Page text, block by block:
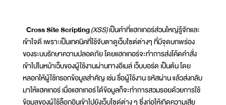
Cross Site Scripting(XSS)เป็นคำที่แฮกเกอร์ส่วนใหญ่รู้จักและ
เข้าใจดี เพราะเป็นเทคนิคที่ใช้จับตาดูเว็บไซต์ต่างๆ ที่มีจุดบกพร่อง
ของระบบรักษาความปลอดภัย โดยแฮกเกอร์จะทำการส่งโค้ดคำสั่ง
เข้าไปในหน้าเว็บของผู้ใช้งานผ่านทางอีเมล์ เว็บบอร์ด เป็นต้น โดย
หลอกให้ผู้ใช้กรอกข้อมูลสำคัญ เช่น ชื่อผู้ใช้งาน รหัสผ่าน แล้วส่งกลับ
มาให้แฮคเกอร์ เมื่อแฮกเกอร์ได้ข้อมูลก็จะทำการสวมรอยด้วยการใช้
ข้อมูลของผู้ใช้ล็อกอินเข้าไปยังเว็บไซด์ต่าง ๆ ซึ่งก่อให้เกิดความเสีย